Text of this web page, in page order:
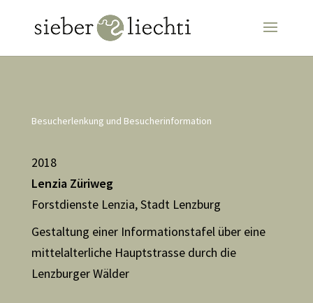
Besucherlenkung und Besucherinformation
2018
Lenzia Züriweg
Forstdienste Lenzia, Stadt Lenzburg
Gestaltung einer Informationstafel über eine
mittelalterliche Hauptstrasse durch die
Lenzburger Wälder